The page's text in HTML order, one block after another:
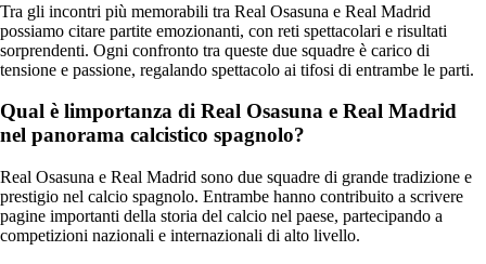
Tra gli incontri più memorabili tra Real Osasuna e Real Madrid
possiamo citare partite emozionanti, con reti spettacolari e risultati
sorprendenti. Ogni confronto tra queste due squadre è carico di
tensione e passione, regalando spettacolo ai tifosi di entrambe le parti.
Qual è limportanza di Real Osasuna e Real Madrid
nel panorama calcistico spagnolo?
Real Osasuna e Real Madrid sono due squadre di grande tradizione e
prestigio nel calcio spagnolo. Entrambe hanno contribuito a scrivere
pagine importanti della storia del calcio nel paese, partecipando a
competizioni nazionali e internazionali di alto livello.